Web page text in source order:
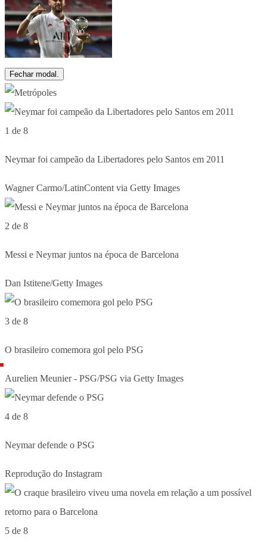
Fechar modal.
1 de 8
Neymar foi campeão da Libertadores pelo Santos em 2011
Wagner Carmo/LatinContent via Getty Images
2 de 8
Messi e Neymar juntos na época de Barcelona
Dan Istitene/Getty Images
3 de 8
O brasileiro comemora gol pelo PSG
Aurelien Meunier - PSG/PSG via Getty Images
4 de 8
Neymar defende o PSG
Reprodução do Instagram
5 de 8